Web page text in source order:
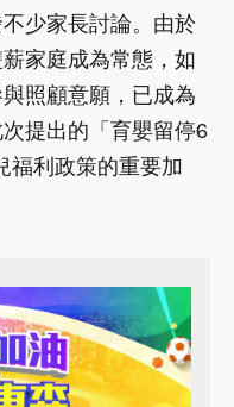
少家長討論。由於
家庭成為常態，如
照顧意願，已成為
提出的「育嬰留停6
福利政策的重要加